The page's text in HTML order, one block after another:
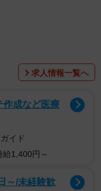
求人情報一覧へ
作成など医療
イド
1,400円～
～/未経験歓